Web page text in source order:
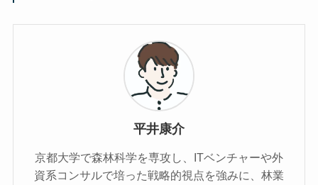
平井康介
京都大学で森林科学を専攻し、ITベンチャーや外
資系コンサルで培った戦略的視点を強みに、林業